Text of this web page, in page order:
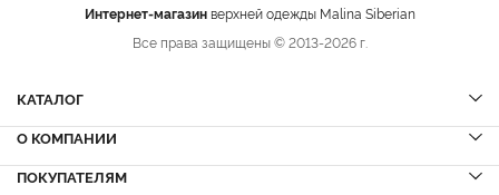
Интернет-магазинверхней одежды Malina Siberian
Все права защищены © 2013-2026 г.
КАТАЛОГ
Шубы
Шубы из норки
Дубленки
О КОМПАНИИ
Вопрос-ответ
ПОКУПАТЕЛЯМ